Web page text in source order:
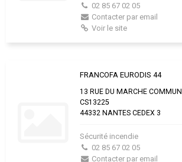
02 85 67 02 05
Contacter par email
Voir le site
FRANCOFA EURODIS 44
13 RUE DU MARCHE COMMUN
CS13225
44332 NANTES CEDEX 3
Sécurité incendie
02 85 67 02 05
Contacter par email